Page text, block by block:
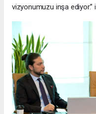
vizyonumuzu inşa ediyor.”